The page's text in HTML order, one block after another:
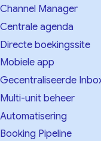
Channel Manager
Centrale agenda
Directe boekingssite
Mobiele app
Gecentraliseerde
Multi-unit beheer
Automatisering
Booking Pipeline